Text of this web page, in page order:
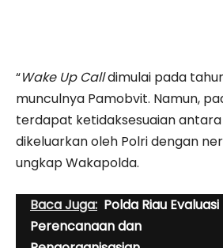
“Wake Up Calldimulai pada
munculnya Pamobvit. Namun,
terdapat ketidaksesuaian
dikeluarkan oleh Polri dengan
ungkap Wakapolda.
Baca Juga: Polda Riau Evaluasi
Perencanaan dan